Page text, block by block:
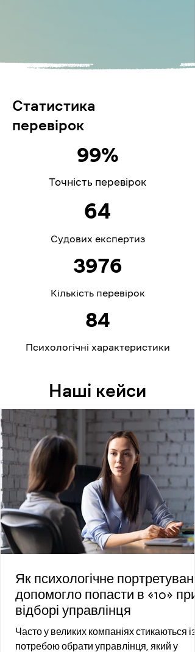
Статистика
перевірок
99%
Точність перевірок
64
Судових експертиз
3976
Кількість перевірок
84
Психологічні характеристики
Наші кейси
Як психологічне
допомогло попасти в «10» при
відборі управлінця
Часто у великих компаніях стикаються із
потребою обрати управлінця, який у